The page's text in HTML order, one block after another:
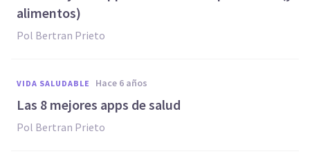
alimentos)
Pol Bertran Prieto
VIDA SALUDABLE hace 6 años
Las 8 mejores apps de salud
Pol Bertran Prieto